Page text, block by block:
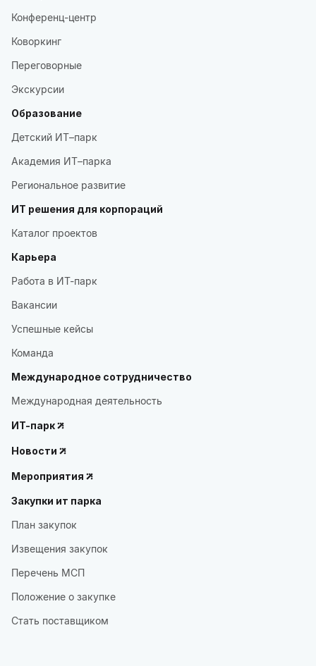
Конференц-центр
Коворкинг
Переговорные
Экскурсии
Образование
Детский ИТ–парк
Академия ИТ–парка
Региональное развитие
ИТ решения для корпораций
Каталог проектов
Карьера
Работа в ИТ-парк
Вакансии
Успешные кейсы
Команда
Международное сотрудничество
Международная деятельность
ИТ-парк
Новости
Мероприятия
Закупки ит парка
План закупок
Извещения закупок
Перечень МСП
Положение о закупке
Стать поставщиком